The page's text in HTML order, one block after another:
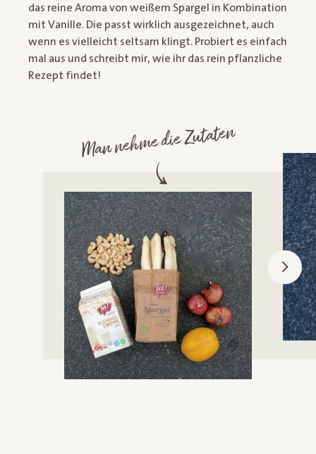
das reine Aroma von weißem Spargel in Kombination
mit Vanille. Die passt wirklich ausgezeichnet, auch
wenn es vielleicht seltsam klingt. Probiert es einfach
mal aus und schreibt mir, wie ihr das rein pflanzliche
Rezept findet!
Man nehme die Zutaten